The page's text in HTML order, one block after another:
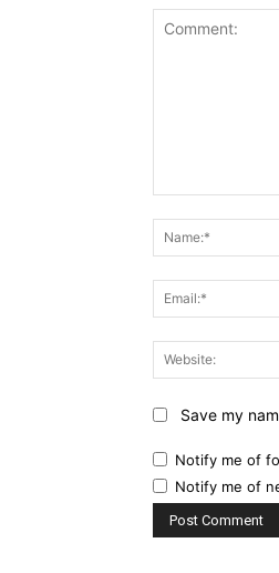
Save my
Notify me of
Notify me of